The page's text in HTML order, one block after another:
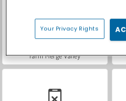
Farm Merge Valley
Your Privacy Rights